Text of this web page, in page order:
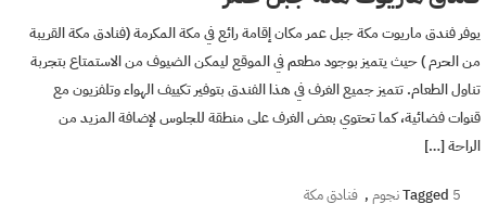
يوفر فندق ماريوت مكة جبل عمر مكان إقامة رائع في مكة المكرمة (فنادق مكة القريبة
من الحرم ) حيث يتميز بوجود مطعم في الموقع ليمكن الضيوف من الاستمتاع بتجربة
تناول الطعام. تتميز جميع الغرف في هذا الفندق بتوفير تكييف الهواء وتلفزيون مع
قنوات فضائية، كما تحتوي بعض الغرف على منطقة للجلوس لإضافة المزيد من
الراحة […]
Tagged 5 نجوم , فنادق مكة